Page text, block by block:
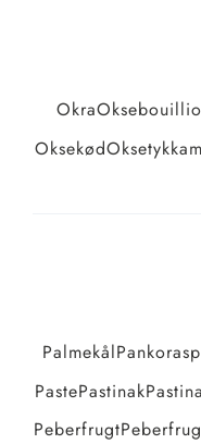
Okra
OksekødOksetykkam
PalmekålPankorasp
PastePastinak
Peberfrugt